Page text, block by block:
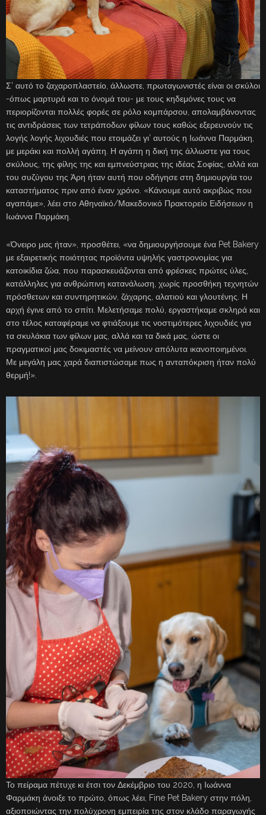
Σ’ αυτό το ζαχαροπλαστείο, άλλωστε, πρωταγωνιστές είναι οι σκύλοι
-όπως μαρτυρά και το όνομά του- με τους κηδεμόνες τους να
περιορίζονται πολλές φορές σε ρόλο κομπάρσου, απολαμβάνοντας
τις αντιδράσεις των τετράποδων φίλων τους καθώς εξερευνούν τις
λογής λογής λιχουδιές που ετοιμάζει γι’ αυτούς η Ιωάννα Παρμάκη,
με μεράκι και πολλή αγάπη. Η αγάπη η δική της άλλωστε για τους
σκύλους, της φίλης της και εμπνεύστριας της ιδέας Σοφίας, αλλά και
του συζύγου της Άρη ήταν αυτή που οδήγησε στη δημιουργία του
καταστήματος πριν από έναν χρόνο. «Κάνουμε αυτό ακριβώς που
αγαπάμε», λέει στο Αθηναϊκό/Μακεδονικό Πρακτορείο Ειδήσεων η
Ιωάννα Παρμάκη.
«Όνειρο μας ήταν», προσθέτει, «να δημιουργήσουμε ένα Pet Bakery
με εξαιρετικής ποιότητας προϊόντα υψηλής γαστρονομίας για
κατοικίδια ζώα, που παρασκευάζονται από φρέσκες πρώτες ύλες,
κατάλληλες για ανθρώπινη κατανάλωση, χωρίς προσθήκη τεχνητών
πρόσθετων και συντηρητικών, ζάχαρης, αλατιού και γλουτένης. Η
αρχή έγινε από το σπίτι. Μελετήσαμε πολύ, εργαστήκαμε σκληρά και
στο τέλος καταφέραμε να φτιάξουμε τις νοστιμότερες λιχουδιές για
τα σκυλάκια των φίλων μας, αλλά και τα δικά μας, ώστε οι
πραγματικοί μας δοκιμαστές να μείνουν απόλυτα ικανοποιημένοι.
Με μεγάλη μας χαρά διαπιστώσαμε πως η ανταπόκριση ήταν πολύ
θερμή!».
Το πείραμα πέτυχε κι έτσι τον Δεκέμβριο του 2020, η Ιωάννα
Φαρμάκη άνοιξε το πρώτο, όπως λέει, Fine Pet Bakery στην πόλη,
αξιοποιώντας την πολύχρονη εμπειρία της στον κλάδο παραγωγής